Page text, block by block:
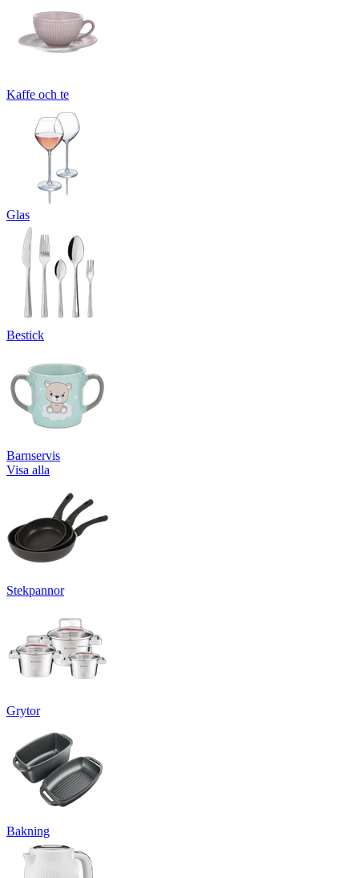
Kaffe och te
Glas
Bestick
Barnservis
Visa alla
Stekpannor
Grytor
Bakning